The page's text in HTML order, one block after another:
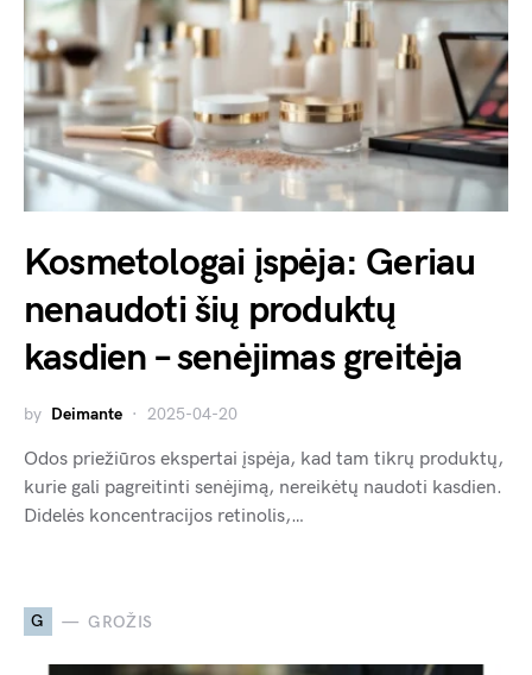
Kosmetologai įspėja: Geriau
nenaudoti šių produktų
kasdien – senėjimas greitėja
by Deimante 2025-04-20
Odos priežiūros ekspertai įspėja, kad tam tikrų produktų,
kurie gali pagreitinti senėjimą, nereikėtų naudoti kasdien.
Didelės koncentracijos retinolis,…
G GROŽIS